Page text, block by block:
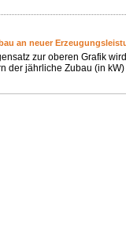
an neuer
zur oberen Grafik
der jährliche Zubau (in